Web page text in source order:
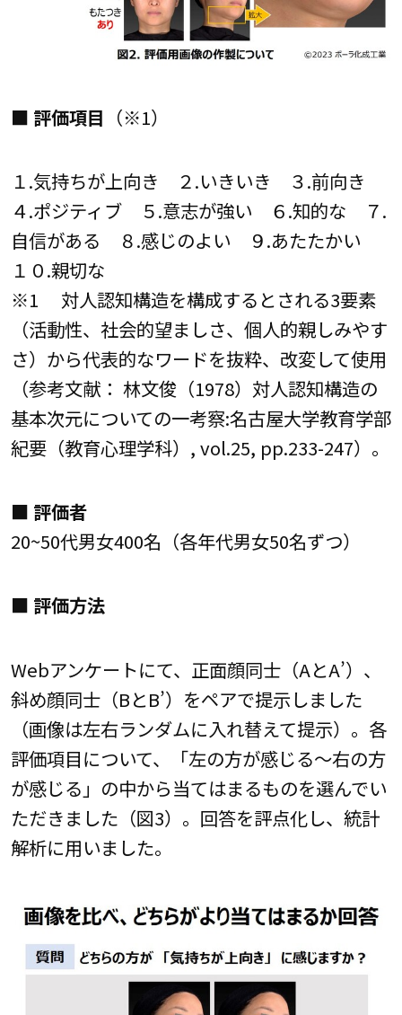
■ 評価項目 （※1）
１.気持ちが上向き ２.いきいき ３.前向き
４.ポジティブ ５.意志が強い ６.知的な ７.
自信がある ８.感じのよい ９.あたたかい
１０.親切な
※1 対人認知構造を構成するとされる3要素
（活動性、社会的望ましさ、個人的親しみやす
さ）から代表的なワードを抜粋、改変して使用
（参考文献： 林文俊（1978）対人認知構造の
基本次元についての一考察:名古屋大学教育学部
紀要（教育心理学科）, vol.25, pp.233-247）。
■ 評価者
20~50代男女400名（各年代男女50名ずつ）
■ 評価方法
Webアンケートにて、正面顔同士（AとA’）、
斜め顔同士（BとB’）をペアで提示しました
（画像は左右ランダムに入れ替えて提示）。各
評価項目について、「左の方が感じる～右の方
が感じる」の中から当てはまるものを選んでい
ただきました（図3）。回答を評点化し、統計
解析に用いました。